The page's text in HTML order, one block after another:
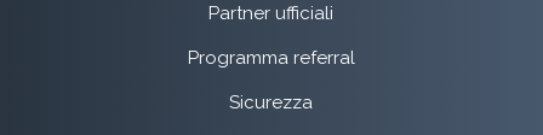
Partner ufficiali
Programma referral
Sicurezza